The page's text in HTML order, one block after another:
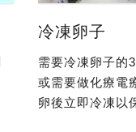
冷凍卵子
需要冷凍卵子的
或需要做化療電
卵後立即冷凍以